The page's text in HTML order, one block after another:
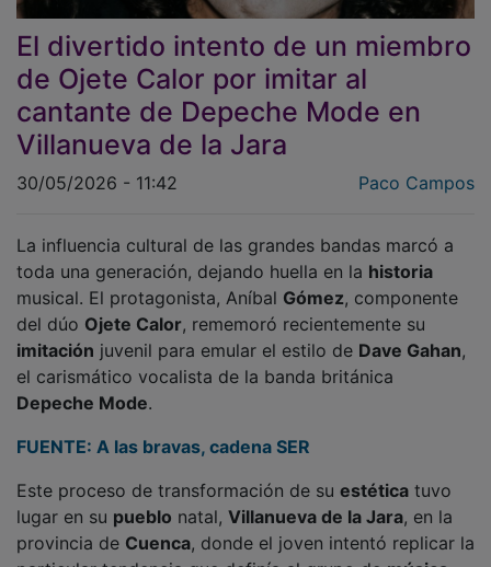
El divertido intento de un miembro
de Ojete Calor por imitar al
cantante de Depeche Mode en
Villanueva de la Jara
toda una generación, dejando huella en lahistoria
musical. El protagonista, AníbalGómez , componente
del dúo Ojete Calor, rememoró recientemente su
imitaciónjuvenil para emular el estilo deDave Gahan
el carismático vocalista de la banda británica
Depeche Mode .
lugar en supueblo natal,Villanueva de la Jara, en la
provincia deCuenca, donde el joven intentó replicar la
particular tendencia que definía al grupo de música